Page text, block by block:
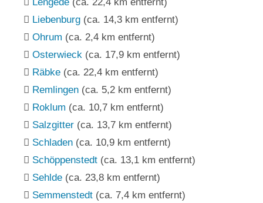
Liebenburg (ca. 14,3 km entfernt)
Ohrum (ca. 2,4 km entfernt)
Osterwieck (ca. 17,9 km entfernt)
Räbke (ca. 22,4 km entfernt)
Remlingen (ca. 5,2 km entfernt)
Roklum (ca. 10,7 km entfernt)
Salzgitter (ca. 13,7 km entfernt)
Schladen (ca. 10,9 km entfernt)
Schöppenstedt (ca. 13,1 km entfernt)
Sehlde (ca. 23,8 km entfernt)
Semmenstedt (ca. 7,4 km entfernt)